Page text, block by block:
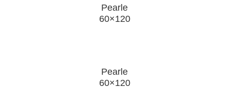
Pearle
60×120
Pearle
60×120